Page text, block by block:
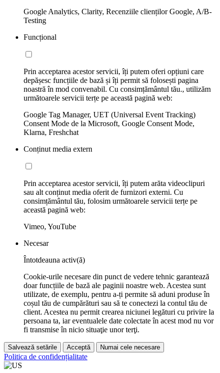
Google Analytics, Clarity, Recenziile clienților Google, A/B-
Testing
Funcțional
Prin acceptarea acestor servicii, îți putem oferi opțiuni care
depășesc funcțiile de bază și îți permit să folosești pagina
noastră în mod convenabil. Cu consimțământul tău., utilizăm
următoarele servicii terțe pe această pagină web:
Google Tag Manager, UET (Universal Event Tracking)
Consent Mode de la Microsoft, Google Consent Mode,
Klarna, Freshchat
Conținut media extern
Prin acceptarea acestor servicii, îți putem arăta videoclipuri
sau alt conținut media oferit de furnizori externi. Cu
consimțământul tău, folosim următoarele servicii terțe pe
această pagină web:
Vimeo, YouTube
Necesar
Întotdeauna activ(ă)
Cookie-urile necesare din punct de vedere tehnic garantează
doar funcțiile de bază ale paginii noastre web. Acestea sunt
utilizate, de exemplu, pentru a-ți permite să aduni produse în
coșul tău de cumpărături sau să te conectezi la contul tău de
client. Acestea nu permit crearea niciunei legături cu privire la
persoana ta, iar eventualele date colectate în acest mod nu vor
fi transmise în nicio situaţie unor terţi.
Salvează setările Acceptă Numai cele necesare
Politica de confidențialitate